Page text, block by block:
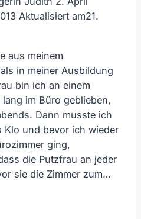
Aktualisiert am21.
aus meinem
in meiner Ausbildung
bin ich an einem
im Büro geblieben,
Dann musste ich
Klo und bevor ich wieder
ging,
die Putzfrau an jeder
sie die Zimmer zum…